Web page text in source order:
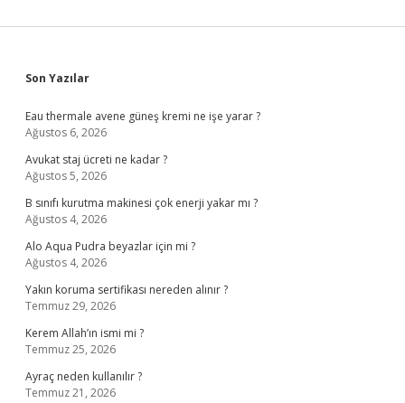
Sidebar
Son Yazılar
Eau thermale avene güneş kremi ne işe yarar ?
Ağustos 6, 2026
Avukat staj ücreti ne kadar ?
Ağustos 5, 2026
B sınıfı kurutma makinesi çok enerji yakar mı ?
Ağustos 4, 2026
Alo Aqua Pudra beyazlar için mi ?
Ağustos 4, 2026
Yakın koruma sertifikası nereden alınır ?
Temmuz 29, 2026
Kerem Allah’ın ismi mi ?
Temmuz 25, 2026
Ayraç neden kullanılır ?
Temmuz 21, 2026